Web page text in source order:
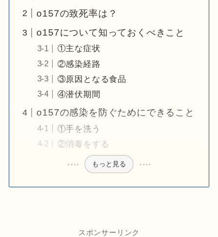
o157の致死率は？
o157について知っておくべきこと
①主な症状
②感染経路
③原因となる食品
④潜伏期間
o157の感染を防ぐためにできること
①手を洗う
②消毒をする
もっと見る
スポンサーリンク